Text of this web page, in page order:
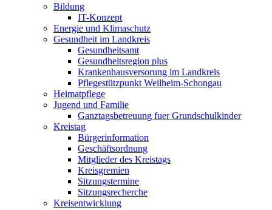
Bildung
IT-Konzept
Energie und Klimaschutz
Gesundheit im Landkreis
Gesundheitsamt
Gesundheitsregion plus
Krankenhausversorung im Landkreis
Pflegestützpunkt Weilheim-Schongau
Heimatpflege
Jugend und Familie
Ganztagsbetreuung fuer Grundschulkinder
Kreistag
Bürgerinformation
Geschäftsordnung
Mitglieder des Kreistags
Kreisgremien
Sitzungstermine
Sitzungsrecherche
Kreisentwicklung